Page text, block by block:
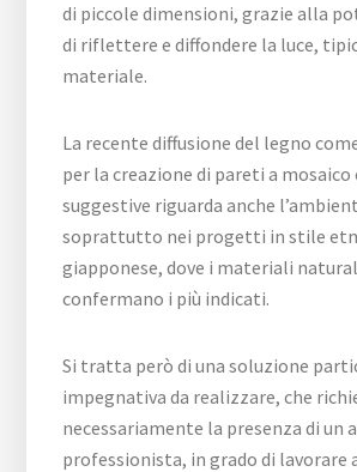
di piccole dimensioni, grazie alla
di riflettere e diffondere la luce,
materiale.
La recente diffusione del legno
per la creazione di pareti a
suggestive riguarda anche
soprattutto nei progetti in stile
giapponese, dove i materiali
confermano i più indicati.
Si tratta però di una soluzione
impegnativa da realizzare, che
necessariamente la presenza di un
professionista, in grado di lavorare